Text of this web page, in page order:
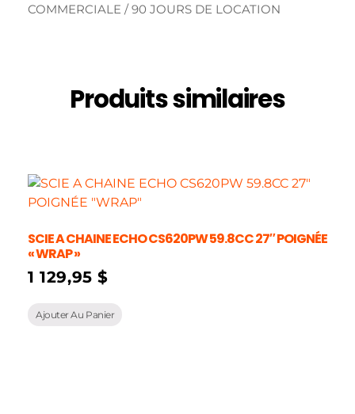
COMMERCIALE / 90 JOURS DE LOCATION
Produits similaires
SCIE A CHAINE ECHO CS620PW 59.8CC 27″ POIGNÉE
« WRAP »
1 129,95$
Ajouter Au Panier